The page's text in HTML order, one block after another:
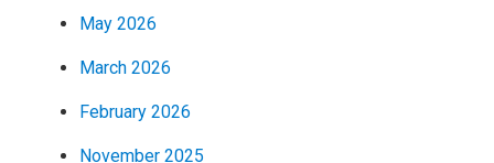
May 2026
March 2026
February 2026
November 2025